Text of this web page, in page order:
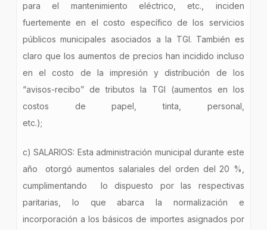
para el mantenimiento eléctrico, etc., inciden
fuertemente en el costo específico de los servicios
públicos municipales asociados a la TGI. También es
claro que los aumentos de precios han incidido incluso
en el costo de la impresión y distribución de los
“avisos-recibo” de tributos la TGI (aumentos en los
costos de papel, tinta, personal,
etc.);
c) SALARIOS: Esta administración municipal durante este
año otorgó aumentos salariales del orden del 20 %,
cumplimentando lo dispuesto por las respectivas
paritarias, lo que abarca la normalización e
incorporación a los básicos de importes asignados por